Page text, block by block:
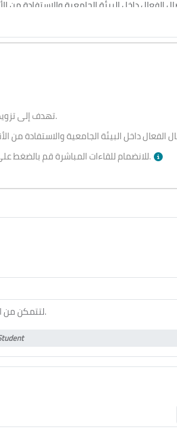
تهدف إلى تزويد الطلاب بالمهارات القيادية ومهارات العمل الجماعي.
للانضمام للقاءات المباشرة قم بالضغطبالأسفل وقت الجلسة.
لتتمكن من.